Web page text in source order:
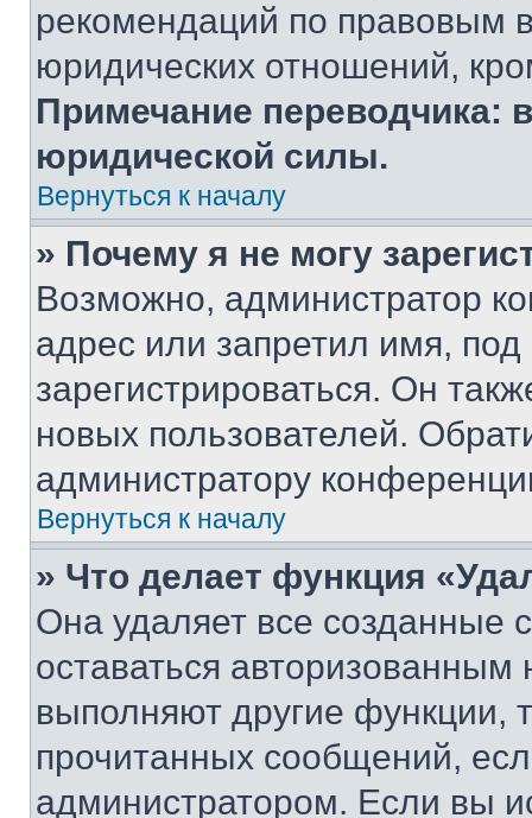
рекомендаций по правовым
юридических отношений,
Примечание переводчика:
юридической силы.
Вернуться к началу
» Почему я не могу
Возможно, администратор
адрес или запретил имя,
зарегистрироваться. Он
новых пользователей.
администратору
Вернуться к началу
» Что делает функция
Она удаляет все созданные
оставаться
выполняют другие функции,
прочитанных сообщений,
администратором. Если вы